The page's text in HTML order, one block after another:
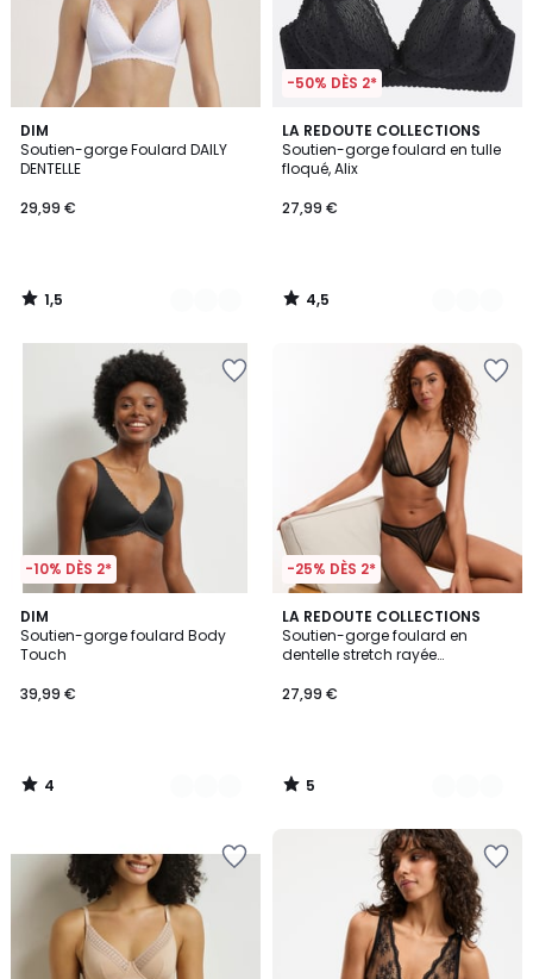
DIM
Soutien-gorge Foulard DAILY
DENTELLE
29,99 €
1,5
/
5
2
Couleurs
1,5
/
-50% DÈS 2*
LA REDOUTE COLLECTIONS
Soutien-gorge foulard en tulle
floqué, Alix
27,99 €
4,5
/ 5
4
Couleurs
4,5
/
-10% DÈS 2*
DIM
Soutien-gorge foulard Body
Touch
39,99 €
4
/
5
3
Couleurs
4
/
-25% DÈS 2*
LA REDOUTE COLLECTIONS
Soutien-gorge foulard en
dentelle stretch rayée
27,99 €
5
/
5
2
Couleurs
5
/